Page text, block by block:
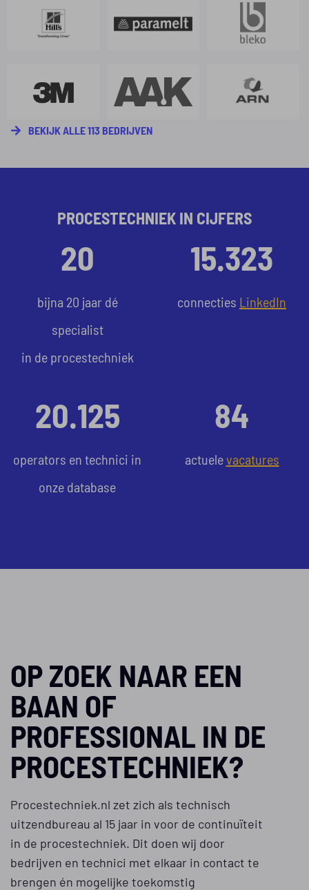
BEKIJK ALLE 113 BEDRIJVEN
PROCESTECHNIEK IN CIJFERS
20
bijna 20 jaar dé
specialist
in de procestechniek
15.323
connecties LinkedIn
20.125
operators en technici in
onze database
84
actuelevacatures
OP ZOEK NAAR EEN
BAAN OF
PROFESSIONAL IN DE
PROCESTECHNIEK?
Procestechniek.nl zet zich als technisch
uitzendbureau al 15 jaar in voor de continuïteit
in de procestechniek. Dit doen wij door
bedrijven en technici met elkaar in contact te
brengen én mogelijke toekomstig